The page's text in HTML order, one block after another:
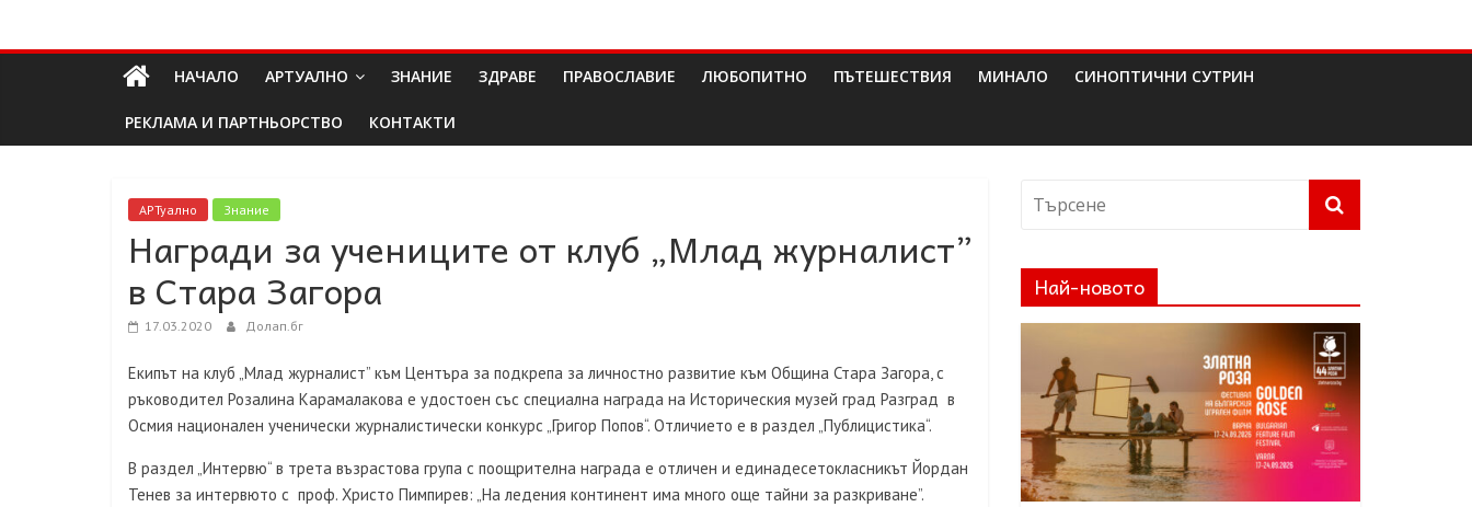
Долап
БГ
пътешествия|
мода|
събития|
кухня|
реклама|
минало|
НАЧАЛО АРТУАЛНО ЗНАНИЕ ЗДРАВЕ ПРАВОСЛАВИЕ ЛЮБОПИТНО ПЪТЕШЕСТВИЯ МИНАЛО СИНОПТИЧНИ СУТРИН
РЕКЛАМА И ПАРТНЬОРСТВО КОНТАКТИ
АРТуално Знание
Награди за учениците от клуб „Млад журналист”
в Стара Загора
17.03.2020 Долап.бг
Екипът на клуб „Млад журналист” към Центъра за подкрепа за личностно развитие към Община Стара Загора, с
ръководител Розалина Карамалакова е удостоен със специална награда на Историческия музей град Разград в
Осмия национален ученически журналистически конкурс „Григор Попов“. Отличието е в раздел „Публицистика“.
В раздел „Интервю“ в трета възрастова група с поощрителна награда е отличен и единадесетокласникът Йордан
Тенев за интервюто с проф. Христо Пимпирев: „На ледения континент има много още тайни за разкриване”.
Най-новото